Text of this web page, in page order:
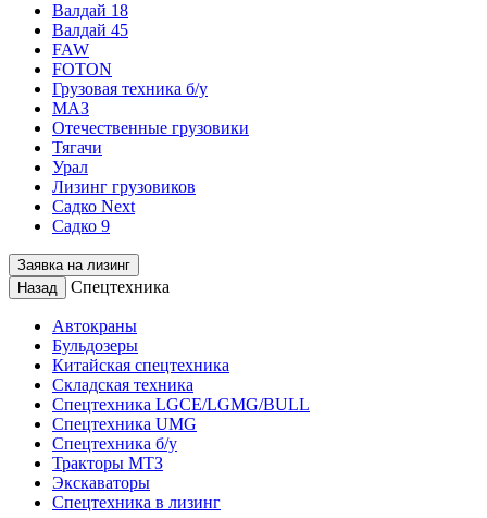
Валдай 18
Валдай 45
FAW
FOTON
Грузовая техника б/у
МАЗ
Отечественные грузовики
Тягачи
Урал
Лизинг грузовиков
Садко Next
Садко 9
Заявка на лизинг
Назад
Спецтехника
Автокраны
Бульдозеры
Китайская спецтехника
Складская техника
Спецтехника LGCE/LGMG/BULL
Спецтехника UMG
Спецтехника б/у
Тракторы МТЗ
Экскаваторы
Спецтехника в лизинг